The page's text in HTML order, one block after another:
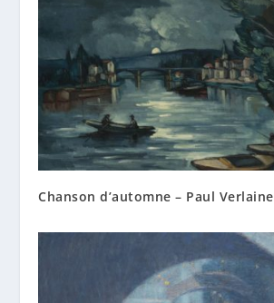
Chanson d’automne – Paul Verlaine